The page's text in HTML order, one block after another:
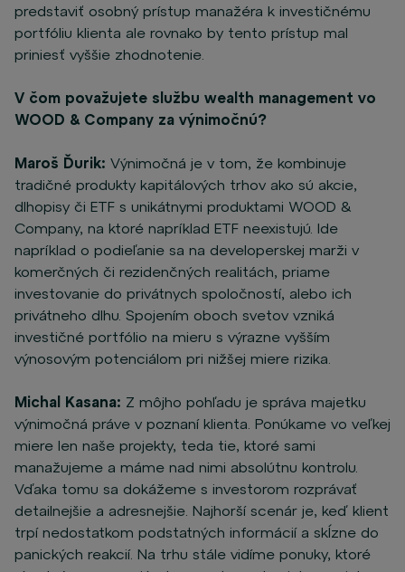
predstaviť osobný prístup manažéra k investičnému
portfóliu klienta ale rovnako by tento prístup mal
priniesť vyššie zhodnotenie.
V čom považujete službu wealth management vo
WOOD & Company za výnimočnú?
Maroš Ďurik: Výnimočná je v tom, že kombinuje
tradičné produkty kapitálových trhov ako sú akcie,
dlhopisy či ETF s unikátnymi produktami WOOD &
Company, na ktoré napríklad ETF neexistujú. Ide
napríklad o podieľanie sa na developerskej marži v
komerčných či rezidenčných realitách, priame
investovanie do privátnych spoločností, alebo ich
privátneho dlhu. Spojením oboch svetov vzniká
investičné portfólio na mieru s výrazne vyšším
výnosovým potenciálom pri nižšej miere rizika.
Michal Kasana: Z môjho pohľadu je správa majetku
výnimočná práve v poznaní klienta. Ponúkame vo veľkej
miere len naše projekty, teda tie, ktoré sami
manažujeme a máme nad nimi absolútnu kontrolu.
Vďaka tomu sa dokážeme s investorom rozprávať
detailnejšie a adresnejšie. Najhorší scenár je, keď klient
trpí nedostatkom podstatných informácií a skĺzne do
panických reakcií. Na trhu stále vidíme ponuky, ktoré